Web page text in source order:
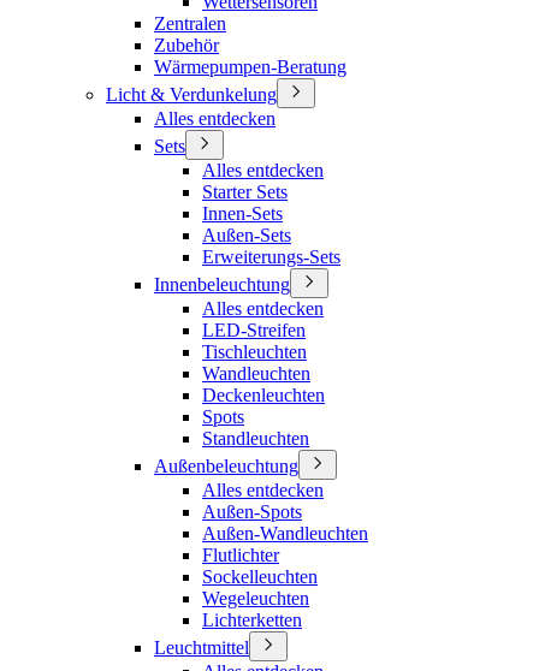
Zentralen
Zubehör
Wärmepumpen-Beratung
Licht & Verdunkelung
Alles entdecken
Sets
Alles entdecken
Starter Sets
Innen-Sets
Außen-Sets
Erweiterungs-Sets
Innenbeleuchtung
Alles entdecken
LED-Streifen
Tischleuchten
Wandleuchten
Deckenleuchten
Spots
Standleuchten
Außenbeleuchtung
Alles entdecken
Außen-Spots
Außen-Wandleuchten
Flutlichter
Sockelleuchten
Wegeleuchten
Lichterketten
Leuchtmittel